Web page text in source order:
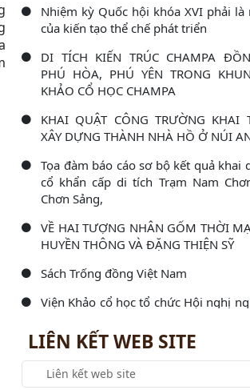
Nhiệm kỳ Quốc hội khóa XVI phải là
của kiến tạo thể chế phát triển
DI TÍCH KIẾN TRÚC CHAMPA
PHÚ HÒA, PHÚ YÊN TRONG
KHẢO CỔ HỌC CHAMPA
KHAI QUẬT CÔNG TRƯỜNG KHAI
XÂY DỰNG THÀNH NHÀ HỒ Ở NÚI
Tọa đàm báo cáo sơ bộ kết quả khai
cổ khẩn cấp di tích Trạm Nam
Chơn Sảng,
VỀ HAI TƯỢNG NHÂN GỐM THỜI
HUYỀN THÔNG VÀ ĐẶNG THIỆN SỸ
Sách Trống đồng Việt Nam
Viện Khảo cổ học tổ chức Hội nghị
Viện Khảo cổ học làm việc với Đoàn
công tác văn thư, lưu trữ và bảo vệ
nước năm
LIÊN KẾT WEB SITE